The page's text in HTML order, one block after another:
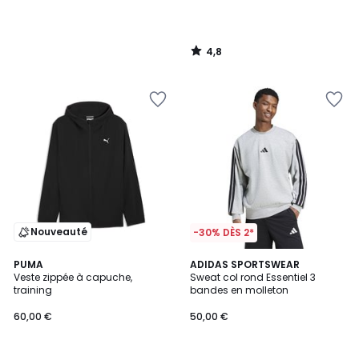
4,8
/
Nouveauté
PUMA
Veste zippée à capuche,
training
60,00 €
-30% DÈS 2*
ADIDAS SPORTSWEAR
Sweat col rond Essentiel 3
bandes en molleton
50,00 €
3
Couleurs